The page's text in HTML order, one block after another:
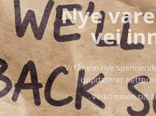
Nye
vei
Vi får inn nye
oppdaterer
Velkommen